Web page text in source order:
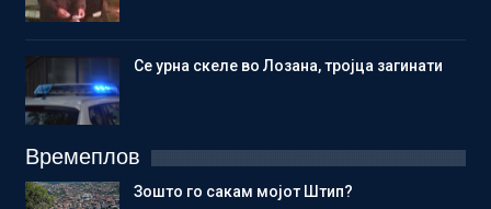
Се урна скеле во Лозана, тројца загинати
Времеплов
Зошто го сакам мојот Штип?